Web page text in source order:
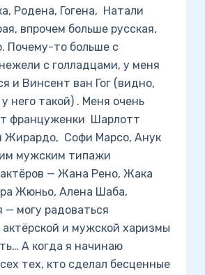
Родена, Гогена, Натали
впрочем больше русская,
Почему-то больше с
с голладцами, у меня
и Винсент ван Гог (видно,
него такой) . Меня очень
француженки Шарлотт
Жирардо, Софи Марсо, Анук
мужским типажи
— Жана Рено, Жака
Жюньо, Алена Шаба,
— могу радоваться
актёрской и мужской харизмы
А когда я начинаю
тех, кто сделал бесценные